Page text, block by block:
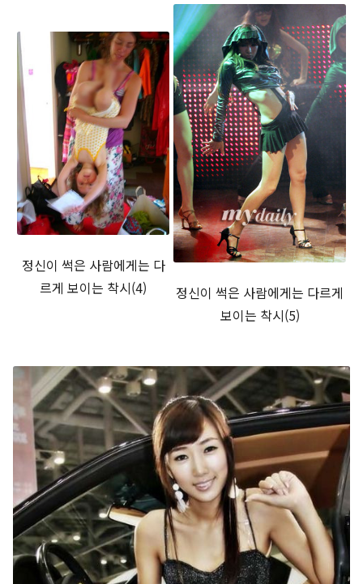
정신이 썩은 사람에게는 다
르게 보이는 착시(4)
정신이 썩은 사람에게는 다르게
보이는 착시(5)